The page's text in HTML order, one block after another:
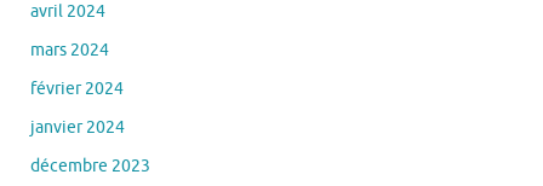
avril 2024
mars 2024
février 2024
janvier 2024
décembre 2023